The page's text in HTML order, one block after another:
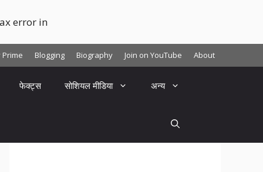
error in
Prime Blogging Biography Join on YouTube About
फेक्ट्स सोशियल मीडिया अन्य